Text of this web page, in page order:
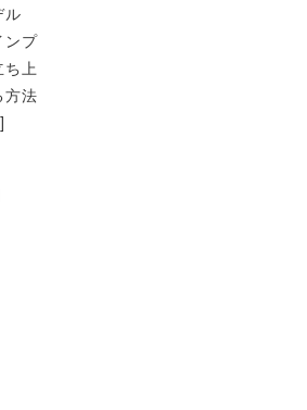
ル
ンプ
上
方法